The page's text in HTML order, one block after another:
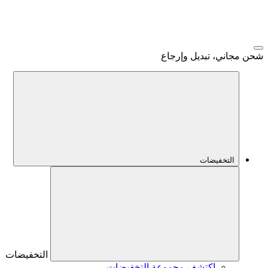
شحن مجاني، تبديل وإرجاع
التخفيضات
التخفيضات